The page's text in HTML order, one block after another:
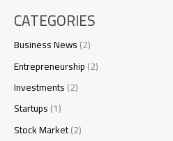
CATEGORIES
Business News(2)
Entrepreneurship(2)
Investments(2)
Startups(1)
Stock Market(2)